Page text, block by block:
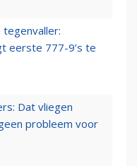
eerste 777-9’s te
Dat vliegen
probleem voor